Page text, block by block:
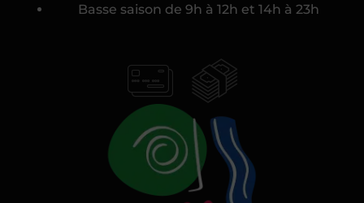
Basse saison de 9h à 12h et 14h à 23h